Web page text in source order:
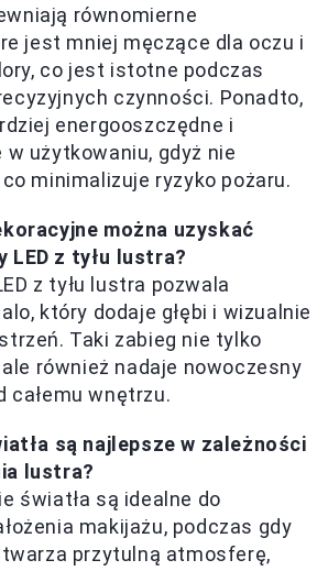
równomierne
jest mniej męczące dla oczu i
co jest istotne podczas
czynności. Ponadto,
energooszczędne i
w użytkowaniu, gdyż nie
minimalizuje ryzyko pożaru.
można uzyskać
LED z tyłu lustra?
z tyłu lustra pozwala
który dodaje głębi i wizualnie
Taki zabieg nie tylko
również nadaje nowoczesny
całemu wnętrzu.
są najlepsze w zależności
lustra?
światła są idealne do
makijażu, podczas gdy
przytulną atmosferę,